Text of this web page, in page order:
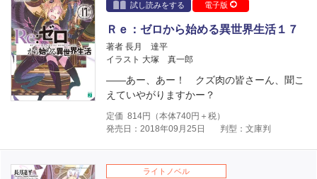
試し読みをする
電子版
Ｒｅ：ゼロから始める異世界生活１７
著者 長月 達平
イラスト 大塚 真一郎
――あー、あー！ クズ肉の皆さーん、聞こ
えていやがりますかー？
定価 814円（本体740円＋税）
発売日：2018年09月25日
判型：文庫判
ライトノベル